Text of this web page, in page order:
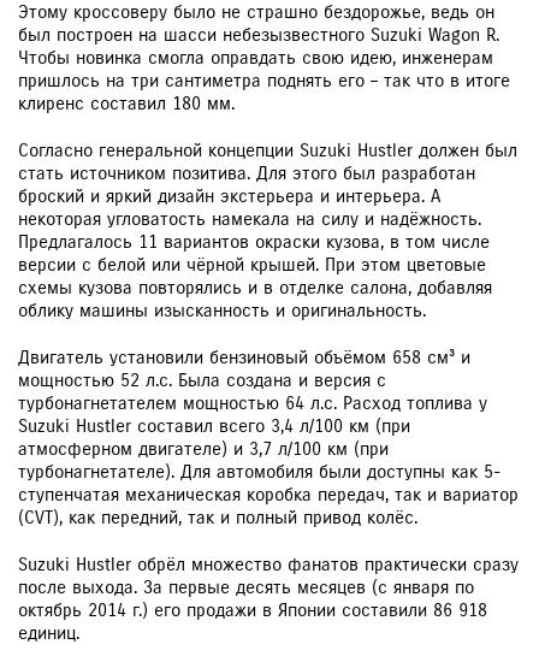
Этому кроссоверу было не страшно бездорожье, ведь он
был построен на шасси небезызвестного Suzuki Wagon R.
Чтобы новинка смогла оправдать свою идею, инженерам
пришлось на три сантиметра поднять его – так что в итоге
клиренс составил 180 мм.
Согласно генеральной концепции Suzuki Hustler должен был
стать источником позитива. Для этого был разработан
броский и яркий дизайн экстерьера и интерьера. А
некоторая угловатость намекала на силу и надёжность.
Предлагалось 11 вариантов окраски кузова, в том числе
версии с белой или чёрной крышей. При этом цветовые
схемы кузова повторялись и в отделке салона, добавляя
облику машины изысканность и оригинальность.
Двигатель установили бензиновый объёмом 658 см³ и
мощностью 52 л.с. Была создана и версия с
турбонагнетателем мощностью 64 л.с. Расход топлива у
Suzuki Hustler составил всего 3,4 л/100 км (при
атмосферном двигателе) и 3,7 л/100 км (при
турбонагнетателе). Для автомобиля были доступны как 5-
ступенчатая механическая коробка передач, так и вариатор
(CVT), как передний, так и полный привод колёс.
Suzuki Hustler обрёл множество фанатов практически сразу
после выхода. За первые десять месяцев (с января по
октябрь 2014 г.) его продажи в Японии составили 86 918
единиц.